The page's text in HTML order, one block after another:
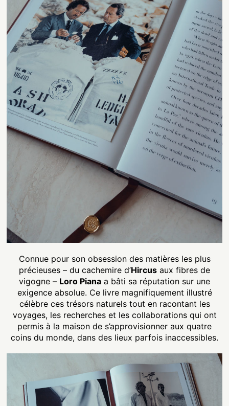
Connue pour son obsession des matières les plus
précieuses – du cachemire d’Hircus aux fibres de
vigogne – Loro Piana a bâti sa réputation sur une
exigence absolue. Ce livre magnifiquement illustré
célèbre ces trésors naturels tout en racontant les
voyages, les recherches et les collaborations qui ont
permis à la maison de s’approvisionner aux quatre
coins du monde, dans des lieux parfois inaccessibles.